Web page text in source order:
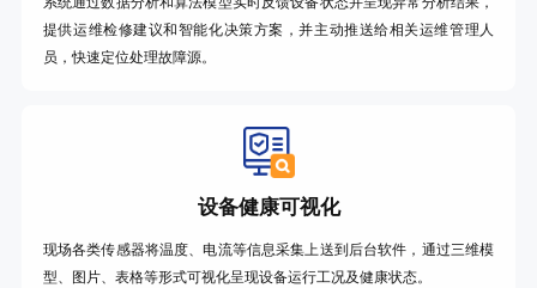
提供运维检修建议和智能化决策方案，并主动推送给相关运维管理人
员，快速定位处理故障源。
设备健康可视化
现场各类传感器将温度、电流等信息采集上送到后台软件，通过三维模
型、图片、表格等形式可视化呈现设备运行工况及健康状态。